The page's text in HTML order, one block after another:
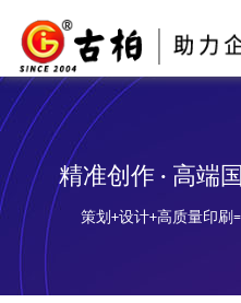
精准创作 · 高端
策划+设计+高质量印刷